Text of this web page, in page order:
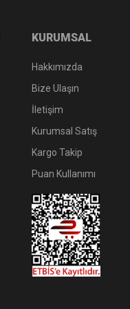
KURUMSAL
Hakkımızda
Bize Ulaşın
İletişim
Kurumsal Satış
Kargo Takip
Puan Kullanımı